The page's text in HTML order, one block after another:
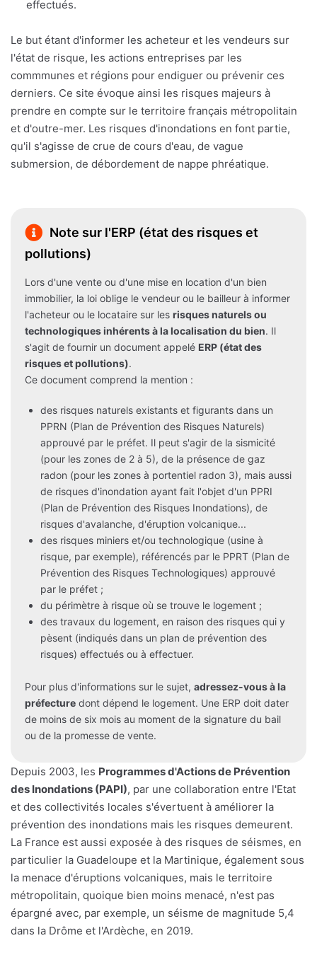
effectués.
Le but étant d'informer les acheteur et les vendeurs sur
l'état de risque, les actions entreprises par les
commmunes et régions pour endiguer ou prévenir ces
derniers. Ce site évoque ainsi les risques majeurs à
prendre en compte sur le territoire français métropolitain
et d'outre-mer. Les risques d'inondations en font partie,
qu'il s'agisse de crue de cours d'eau, de vague
submersion, de débordement de nappe phréatique.
Note sur l'ERP (état des risques et
pollutions)
Lors d'une vente ou d'une mise en location d'un bien
immobilier, la loi oblige le vendeur ou le bailleur à informer
l'acheteur ou le locataire sur les risques naturels ou
technologiques inhérents à la localisation du bien. Il
s'agit de fournir un document appelé ERP (état des
risques et pollutions).
Ce document comprend la mention :
des risques naturels existants et figurants dans un
PPRN (Plan de Prévention des Risques Naturels)
approuvé par le préfet. Il peut s'agir de la sismicité
(pour les zones de 2 à 5), de la présence de gaz
radon (pour les zones à portentiel radon 3), mais aussi
de risques d'inondation ayant fait l'objet d'un PPRI
(Plan de Prévention des Risques Inondations), de
risques d'avalanche, d'éruption volcanique...
des risques miniers et/ou technologique (usine à
risque, par exemple), référencés par le PPRT (Plan de
Prévention des Risques Technologiques) approuvé
par le préfet ;
du périmètre à risque où se trouve le logement ;
des travaux du logement, en raison des risques qui y
pèsent (indiqués dans un plan de prévention des
risques) effectués ou à effectuer.
Pour plus d'informations sur le sujet, adressez-vous à la
préfecture dont dépend le logement. Une ERP doit dater
de moins de six mois au moment de la signature du bail
ou de la promesse de vente.
Depuis 2003, les Programmes d'Actions de Prévention
des Inondations (PAPI), par une collaboration entre l'Etat
et des collectivités locales s'évertuent à améliorer la
prévention des inondations mais les risques demeurent.
La France est aussi exposée à des risques de séismes, en
particulier la Guadeloupe et la Martinique, également sous
la menace d'éruptions volcaniques, mais le territoire
métropolitain, quoique bien moins menacé, n'est pas
épargné avec, par exemple, un séisme de magnitude 5,4
dans la Drôme et l'Ardèche, en 2019.